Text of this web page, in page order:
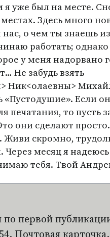
я уже был на месте.
Здесь много
о чем ты знаешь из
работать;
у меня надорвано
Не забудь взять
Ник<олаевны>
«Пустодушие». Если
печатания, то пусть
они сделают
Живи скромно,
Через месяц я надеюсь
тебя. Твой
по первой
Почтовая карточка.